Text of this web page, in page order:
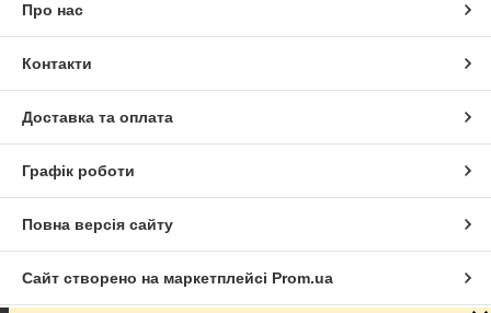
Про нас
Контакти
Доставка та оплата
Графік роботи
Повна версія сайту
Сайт створено на маркетплейсі Prom.ua